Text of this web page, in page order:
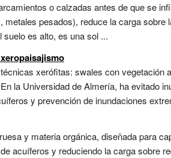
o calzadas antes de que se
pesados), reduce la carga
es alto, es una sol ...
xerófitas: swales con
la Universidad de Almería, ha evitado
y prevención de inundaciones
y materia orgánica, diseñada para
acuíferos y reduciendo la carga sobre